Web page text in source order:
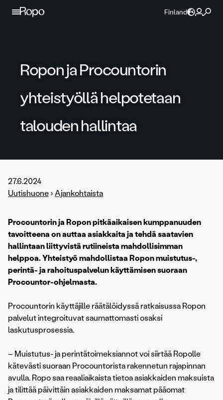
Jatka sisältöön
Finland
Ropon ja Procountorin
yhteistyöllä helpotetaan
talouden hallintaa
27.6.2024
Uutishuone › Ajankohtaista
Procountorin ja Ropon pitkäaikaisen kumppanuuden
tavoitteena on auttaa asiakkaita ja tehdä saatavien
hallintaan liittyvistä rutiineista mahdollisimman
helppoa. Yhteistyö mahdollistaa Ropon muistutus-,
perintä- ja rahoituspalvelun käyttämisen suoraan
Procountor-ohjelmasta.
Procountorin käyttäjille räätälöidyssä ratkaisussa Ropon
palvelut integroituvat saumattomasti osaksi
laskutusprosessia.
– Muistutus- ja perintätoimeksiannot voi siirtää Ropolle
kätevästi suoraan Procountorista rakennetun rajapinnan
avulla. Ropo saa reaaliaikaista tietoa asiakkaiden maksuista
ja tilittää päivittäin asiakkaiden maksamat pääomat